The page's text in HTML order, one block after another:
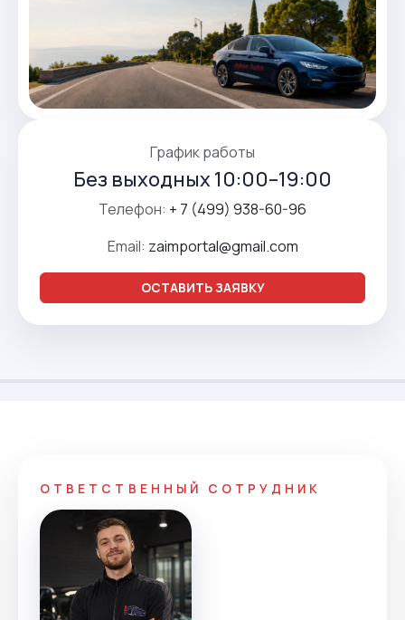
График работы
Без выходных 10:00–19:00
Телефон: + 7 (499) 938-60-96
Email: zaimportal@gmail.com
ОСТАВИТЬ ЗАЯВКУ
ОТВЕТСТВЕННЫЙ СОТРУДНИК